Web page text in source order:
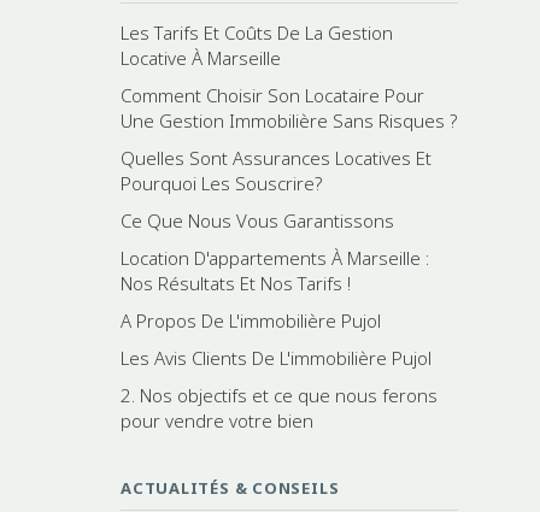
Les Tarifs Et Coûts De La Gestion
Locative À Marseille
Comment Choisir Son Locataire Pour
Une Gestion Immobilière Sans Risques ?
Quelles Sont Assurances Locatives Et
Pourquoi Les Souscrire?
Ce Que Nous Vous Garantissons
Location D'appartements À Marseille :
Nos Résultats Et Nos Tarifs !
A Propos De L'immobilière Pujol
Les Avis Clients De L'immobilière Pujol
2. Nos objectifs et ce que nous ferons
pour vendre votre bien
ACTUALITÉS & CONSEILS